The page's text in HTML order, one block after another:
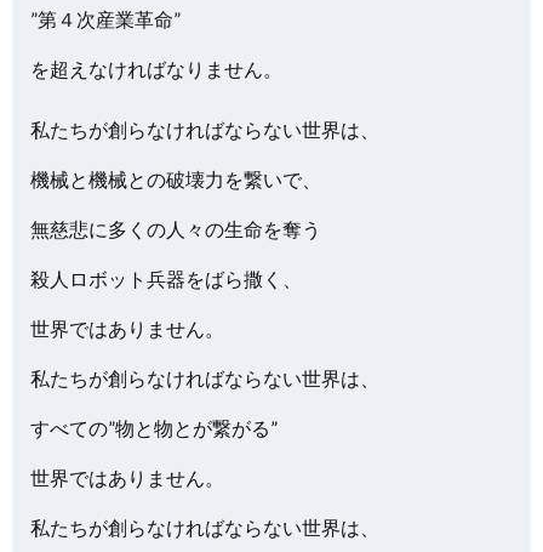
”第４次産業革命”
を超えなければなりません。
私たちが創らなければならない世界は、
機械と機械との破壊力を繋いで、
無慈悲に多くの人々の生命を奪う
殺人ロボット兵器をばら撒く、
世界ではありません。
私たちが創らなければならない世界は、
すべての”物と物とが繋がる”
世界ではありません。
私たちが創らなければならない世界は、